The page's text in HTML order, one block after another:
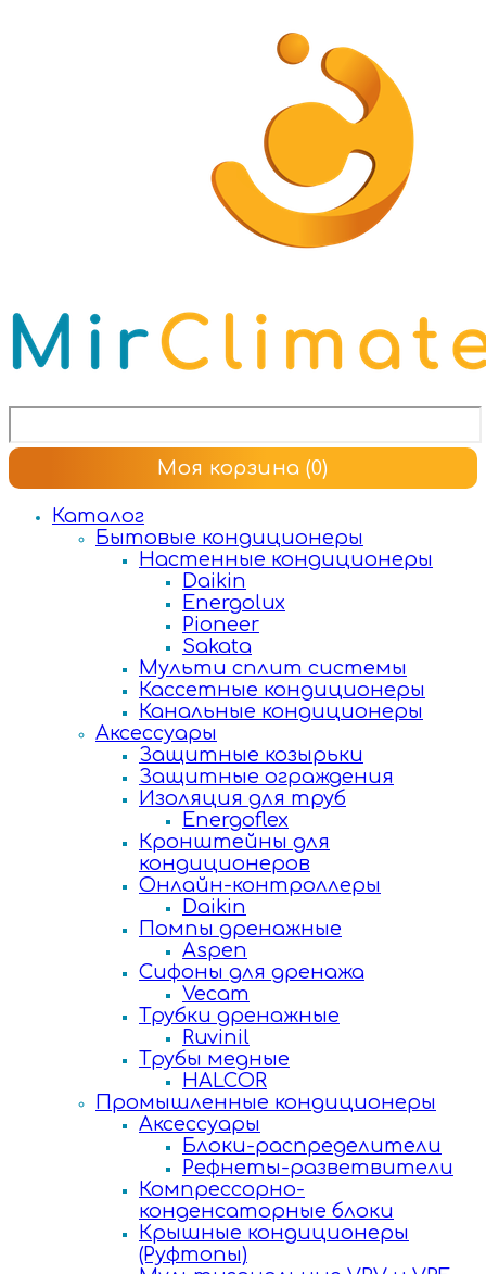
Моя корзина (0)
Каталог
Бытовые кондиционеры
Настенные кондиционеры
Daikin
Energolux
Pioneer
Sakata
Мульти сплит системы
Кассетные кондиционеры
Канальные кондиционеры
Аксессуары
Защитные козырьки
Защитные ограждения
Изоляция для труб
Energoflex
Кронштейны для
кондиционеров
Онлайн-контроллеры
Daikin
Помпы дренажные
Aspen
Сифоны для дренажа
Vecam
Трубки дренажные
Ruvinil
Трубы медные
HALCOR
Промышленные кондиционеры
Аксессуары
Блоки-распределители
Рефнеты-разветвители
Компрессорно-
конденсаторные блоки
Крышные кондиционеры
(Руфтопы)